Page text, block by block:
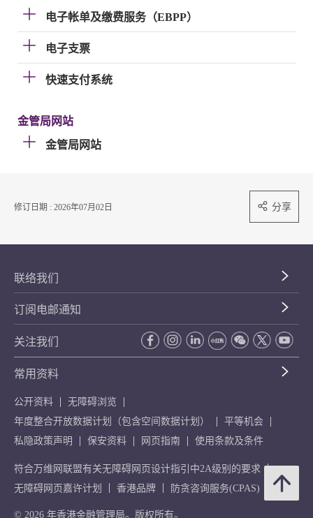
电子帐单及缴费服务（EBPP）
电子支票
快速支付系统
金管局网站
金管局网站
修订日期 : 2026年07月02日 分享
联络我们
订阅电邮通知
关注我们
常用资料
公开资料
无障碍浏览
年度整合开放数据计划（包含空间数据计划）
平等机会
私隐政策声明
保安资料 网页指南 使用条款及条件
符合万维网联盟有关无障碍网页设计指引中2A级别的要求
无障碍网页嘉许计划
香港品牌 防贪咨询服务(CPAS)
© 2026 年香港金融管理局。版权所有。